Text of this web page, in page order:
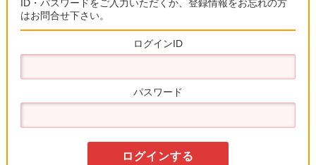
ID・パスワードをご入力いただくか、登録情報をお忘れの方
はお問合せ下さい。
ログインID
パスワード